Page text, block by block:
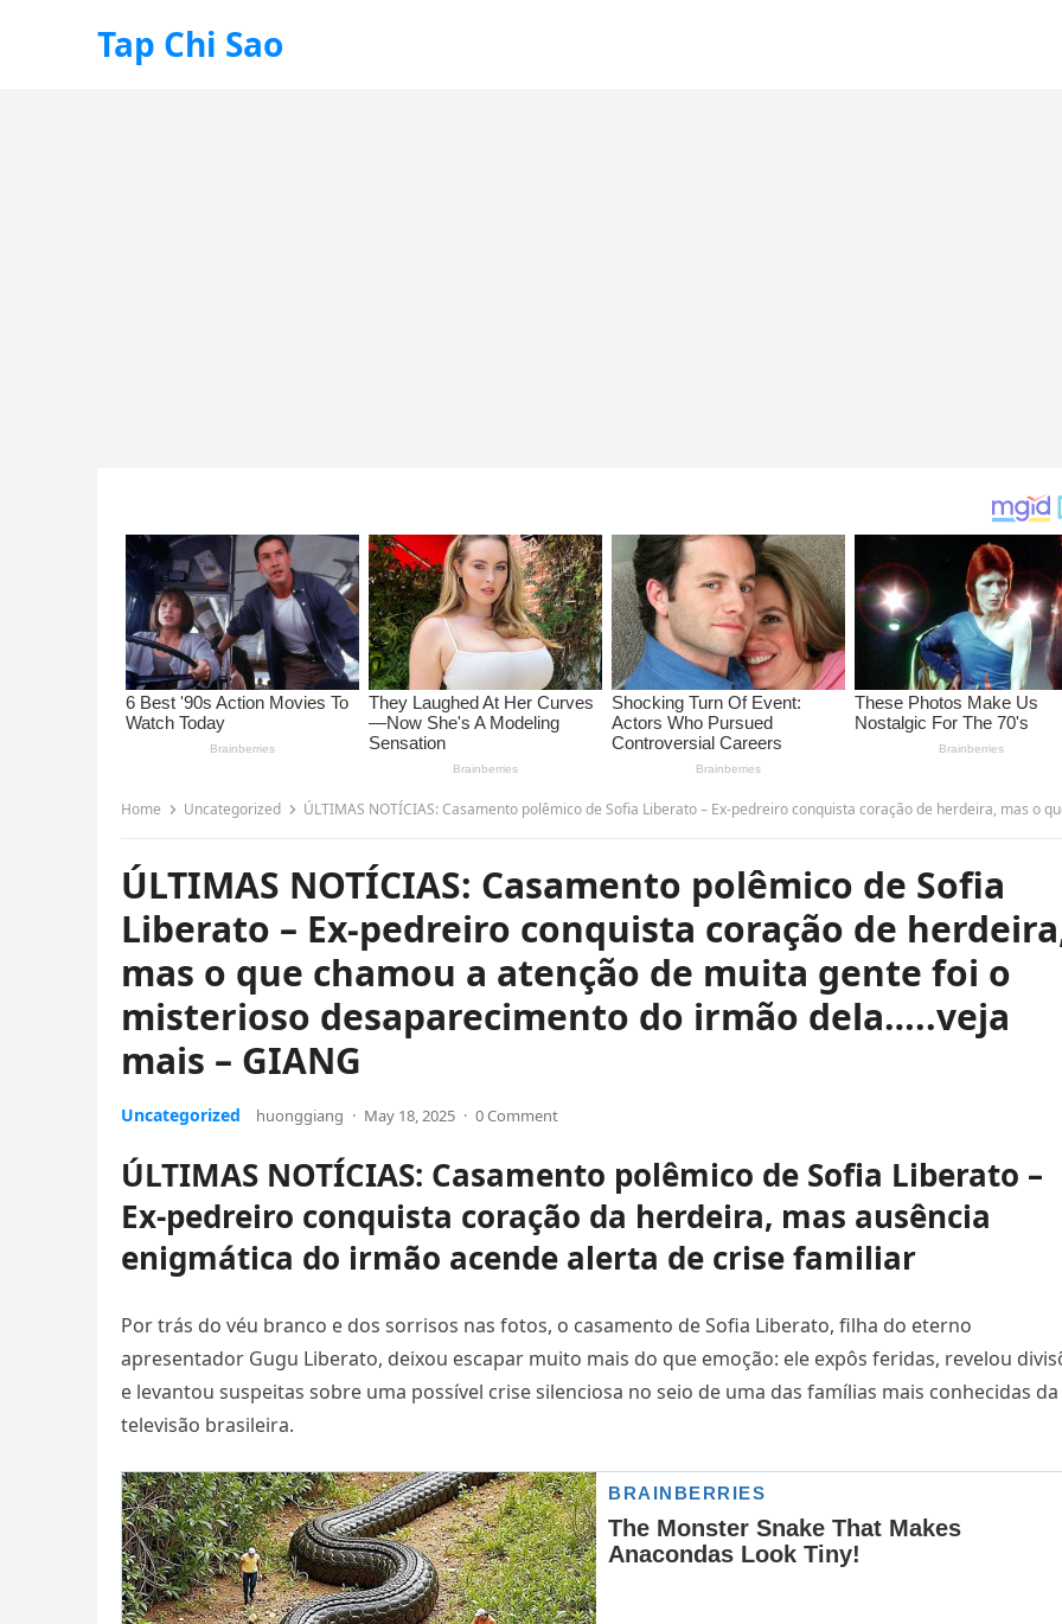
Tap Chi Sao
Home Uncategorized ÚLTIMAS NOTÍCIAS: Casamento polêmico de Sofia Liberato – Ex-pedreiro conquista coração de herdeira, mas o que chamou a atenção de muita gente foi o misterioso desaparecimento do irmão dela…..veja mais –
ÚLTIMAS NOTÍCIAS: Casamento polêmico de Sofia
Liberato – Ex-pedreiro conquista coração de
mas o que chamou a atenção de muita gente foi o
misterioso desaparecimento do irmão dela…..veja
mais – GIANG
Uncategorized huonggiang · May 18, 2025 · 0 Comment
ÚLTIMAS NOTÍCIAS: Casamento polêmico de Sofia Liberato –
Ex-pedreiro conquista coração da herdeira, mas ausência
enigmática do irmão acende alerta de crise familiar
Por trás do véu branco e dos sorrisos nas fotos, o casamento de Sofia Liberato, filha do eterno
apresentador Gugu Liberato, deixou escapar muito mais do que emoção: ele expôs feridas, revelou
e levantou suspeitas sobre uma possível crise silenciosa no seio de uma das famílias mais conhecidas da
televisão brasileira.